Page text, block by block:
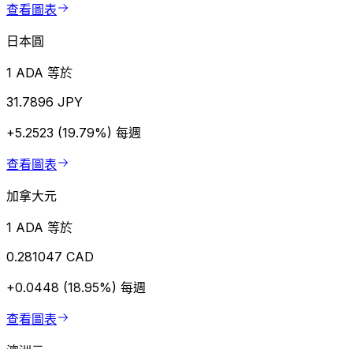
查看圖表
日本圓
1 ADA 等於
31.7896 JPY
+5.2523 (19.79%) 每週
查看圖表
加拿大元
1 ADA 等於
0.281047 CAD
+0.0448 (18.95%) 每週
查看圖表